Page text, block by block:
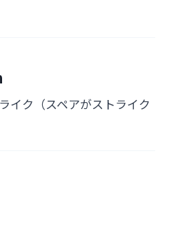
イク（スペアがストライク